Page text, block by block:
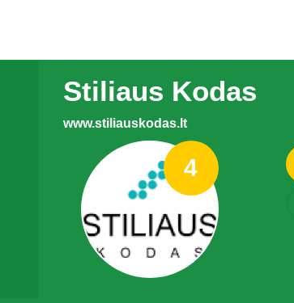
Stiliaus Kodas
www.stiliauskodas.lt
4